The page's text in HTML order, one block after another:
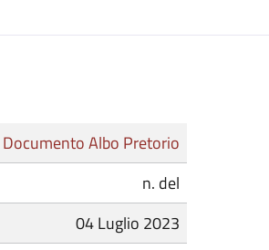
Documento Albo Pretorio
n. del
04 Luglio 2023